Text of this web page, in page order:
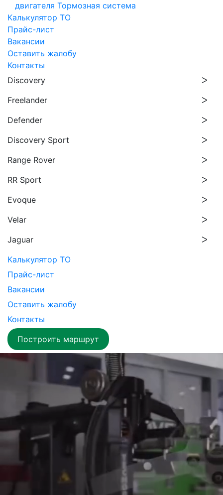
двигателя Тормозная система
Калькулятор ТО
Прайс-лист
Вакансии
Оставить жалобу
Контакты
Discovery
Freelander
Defender
Discovery Sport
Range Rover
RR Sport
Evoque
Velar
Jaguar
Калькулятор ТО
Прайс-лист
Вакансии
Оставить жалобу
Контакты
Построить маршрут